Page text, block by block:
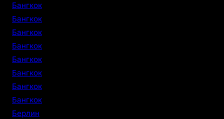
Бангкок
Бангкок
Бангкок
Бангкок
Бангкок
Бангкок
Бангкок
Бангкок
Берлин